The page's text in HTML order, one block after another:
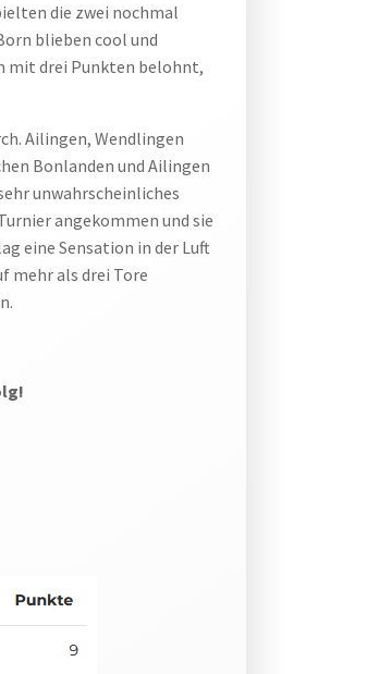
die zwei nochmal
blieben cool und
mit drei Punkten belohnt,
Ailingen, Wendlingen
Bonlanden und Ailingen
unwahrscheinliches
angekommen und sie
eine Sensation in der Luft
mehr als drei Tore